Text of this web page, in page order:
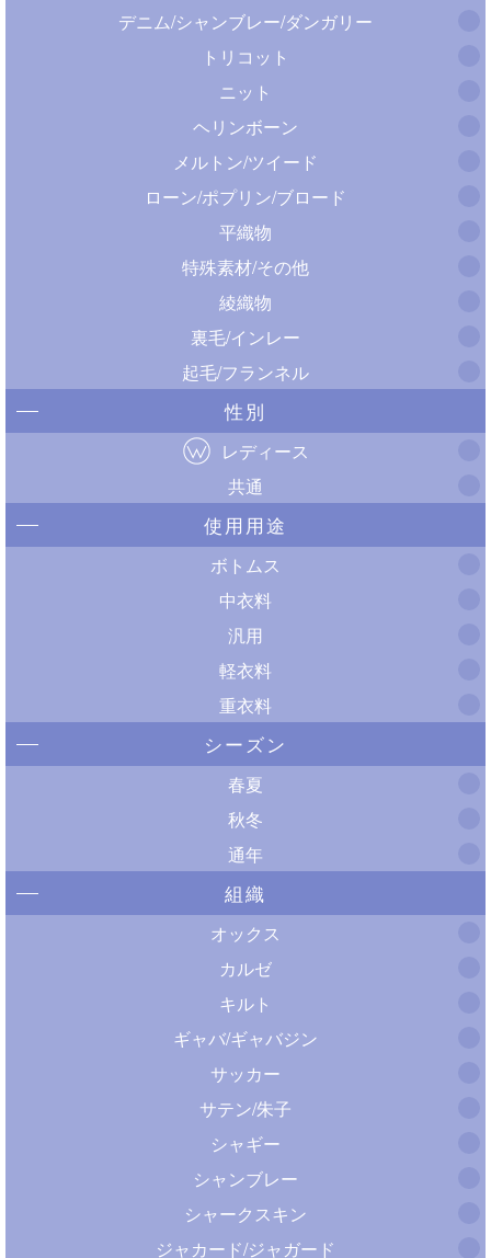
デニム/シャンブレー/ダンガリー
トリコット
ニット
ヘリンボーン
メルトン/ツイード
ローン/ポプリン/ブロード
平織物
特殊素材/その他
綾織物
裏毛/インレー
起毛/フランネル
性別
レディース
共通
使用用途
ボトムス
中衣料
汎用
軽衣料
重衣料
シーズン
春夏
秋冬
通年
組織
オックス
カルゼ
キルト
ギャバ/ギャバジン
サッカー
サテン/朱子
シャギー
シャンブレー
シャークスキン
ジャカード/ジャガード